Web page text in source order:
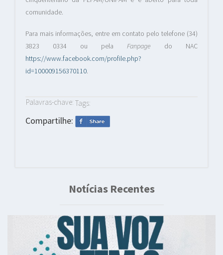
comunidade.
Para mais informações, entre em contato pelo telefone (34)
3823 0334 ou pela Fanpage do NAC
https://www.facebook.com/profile.php?
id=100009156370110.
Palavras-chave: Tags:
Compartilhe:
Notícias Recentes